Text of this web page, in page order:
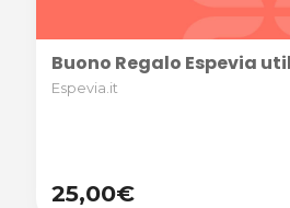
Buono Regalo Espevia
Espevia.it
25,00€